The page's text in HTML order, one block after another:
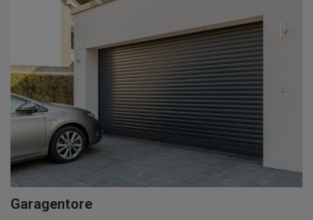
Garagentore